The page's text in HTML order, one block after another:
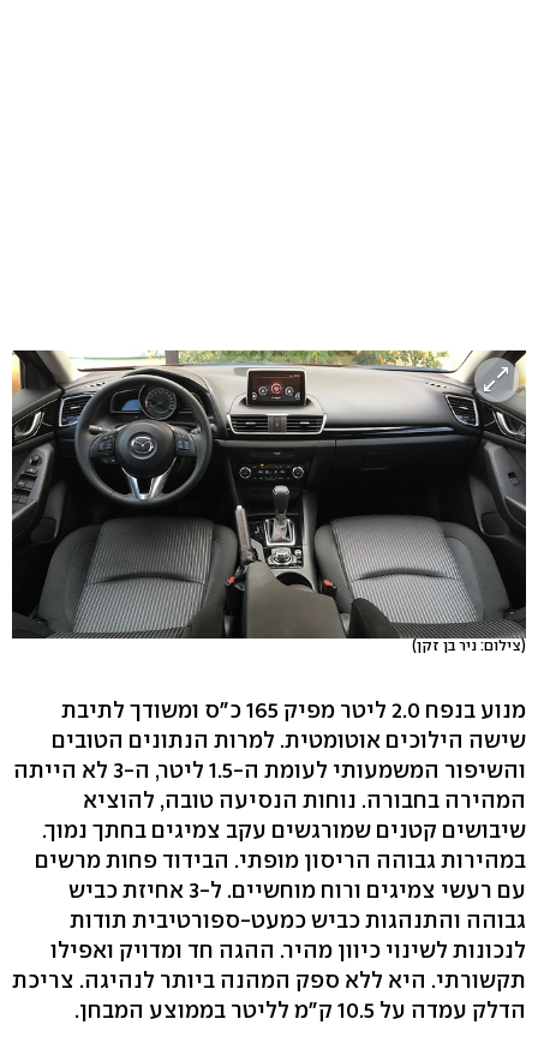
(צילום: ניר בן זקן)
מנוע בנפח 2.0 ליטר מפיק 165 כ"ס ומשודך לתיבת
שישה הילוכים אוטומטית. למרות הנתונים הטובים
והשיפור המשמעותי לעומת ה-1.5 ליטר, ה-3 לא הייתה
המהירה בחבורה. נוחות הנסיעה טובה, להוציא
שיבושים קטנים שמורגשים עקב צמיגים בחתך נמוך.
במהירות גבוהה הריסון מופתי. הבידוד פחות מרשים
עם רעשי צמיגים ורוח מוחשיים. ל-3 אחיזת כביש
גבוהה והתנהגות כביש כמעט-ספורטיבית תודות
לנכונות לשינוי כיוון מהיר. ההגה חד ומדויק ואפילו
תקשורתי. היא ללא ספק המהנה ביותר לנהיגה. צריכת
הדלק עמדה על 10.5 ק"מ לליטר בממוצע המבחן.